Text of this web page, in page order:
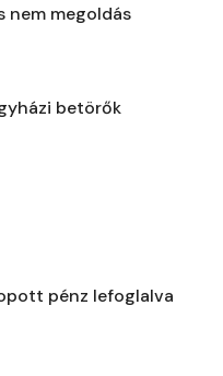
nem megoldás
betörők
pénz lefoglalva